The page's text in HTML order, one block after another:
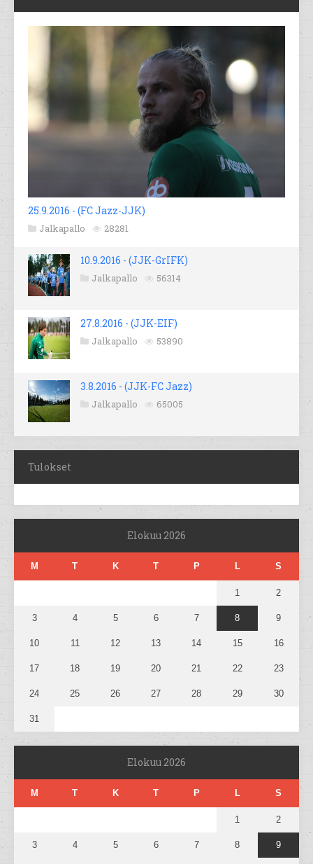
25.9.2016 - (FC Jazz-JJK)
Jalkapallo 28281
10.9.2016 - (JJK-GrIFK)
Jalkapallo 56314
27.8.2016 - (JJK-EIF)
Jalkapallo 53890
3.8.2016 - (JJK-FC Jazz)
Jalkapallo 65005
Tulokset
Elokuu 2026
M T K T P L S
1 2
3 4 5 6 7 8 9
10 11 12 13 14 15 16
17 18 19 20 21 22 23
24 25 26 27 28 29 30
31
Elokuu 2026
M T K T P L S
1 2
3 4 5 6 7 8 9